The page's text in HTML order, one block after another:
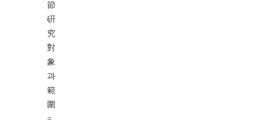
節
硏
究
對
象
과
範
圍
=